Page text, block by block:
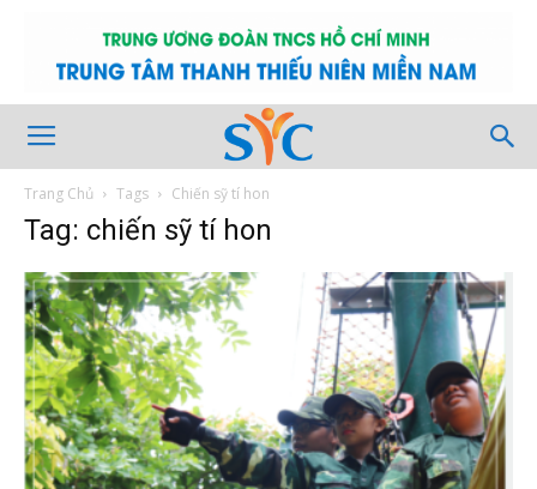
Trang Chủ Tags Chiến sỹ tí hon
Tag: chiến sỹ tí hon